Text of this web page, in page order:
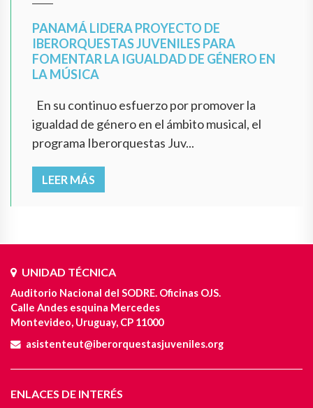
PANAMÁ LIDERA PROYECTO DE
IBERORQUESTAS JUVENILES PARA
FOMENTAR LA IGUALDAD DE GÉNERO EN
LA MÚSICA
En su continuo esfuerzo por promover la
igualdad de género en el ámbito musical, el
programa Iberorquestas Juv...
LEER MÁS
UNIDAD TÉCNICA
Auditorio Nacional del SODRE. Oficinas OJS.
Calle Andes esquina Mercedes
Montevideo, Uruguay, CP 11000
asistenteut@iberorquestasjuveniles.org
ENLACES DE INTERÉS